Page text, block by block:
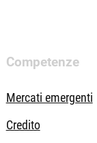
Competenze
Mercati emergenti
Credito